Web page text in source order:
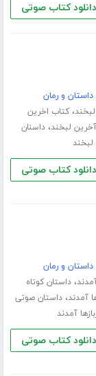
دانلود کتاب صوتی
و رمان
،کتاب اخرین
لبخند،داسنان
دانلود کتاب صوتی
و رمان
،داستان کوتاه
آمدند،داستان صوتی
آمدند
دانلود کتاب صوتی